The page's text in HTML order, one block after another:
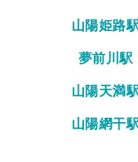
山陽姫路
夢前川駅
山陽天満
山陽網干